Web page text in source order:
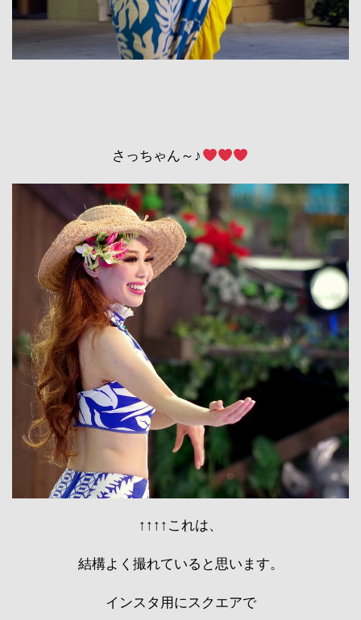
さっちゃん～♪
↑↑↑↑これは、
結構よく撮れていると思います。
インスタ用にスクエアで